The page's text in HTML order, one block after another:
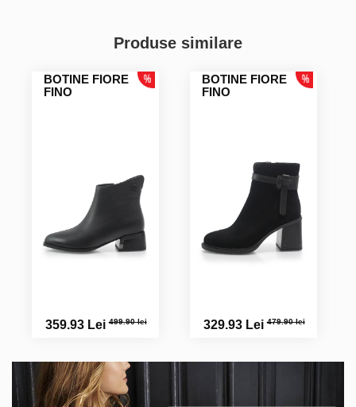
Produse similare
BOTINE FIORE
FINO
359.93 Lei499.90 lei
BOTINE FIORE
FINO
329.93 Lei479.90 lei